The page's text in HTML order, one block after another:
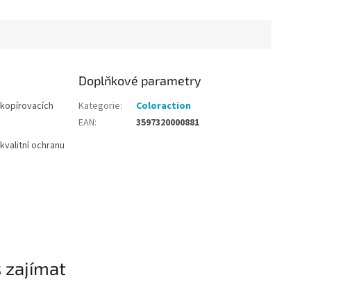
ochranu
Doplňkové parametry
Kategorie:
Coloraction
EAN: 3597320000881
zajímat